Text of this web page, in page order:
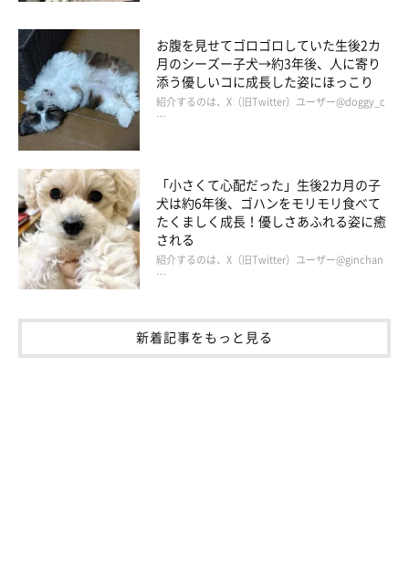
お腹を見せてゴロゴロしていた生後2カ
月のシーズー子犬→約3年後、人に寄り
添う優しいコに成長した姿にほっこり
紹介するのは、X（旧Twitter）ユーザー@doggy_c
…
「小さくて心配だった」生後2カ月の子
犬は約6年後、ゴハンをモリモリ食べて
たくましく成長！優しさあふれる姿に癒
される
紹介するのは、X（旧Twitter）ユーザー@ginchan
…
新着記事をもっと見る